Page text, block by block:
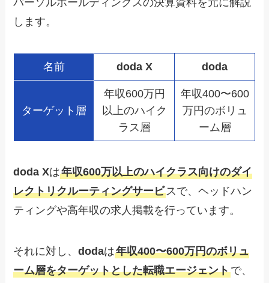
します。
名前 doda X doda
ターゲット層
年収600万円
以上のハイク
ラス層
年収400〜600
万円のボリュ
ーム層
doda Xは年収600万以上のハイクラス向けのダイ
レクトリクルーティングサービスで、ヘッドハン
ティングや高年収の求人掲載を行っています。
それに対し、dodaは年収400〜600万円のボリュ
ーム層をターゲットとした転職エージェントで、